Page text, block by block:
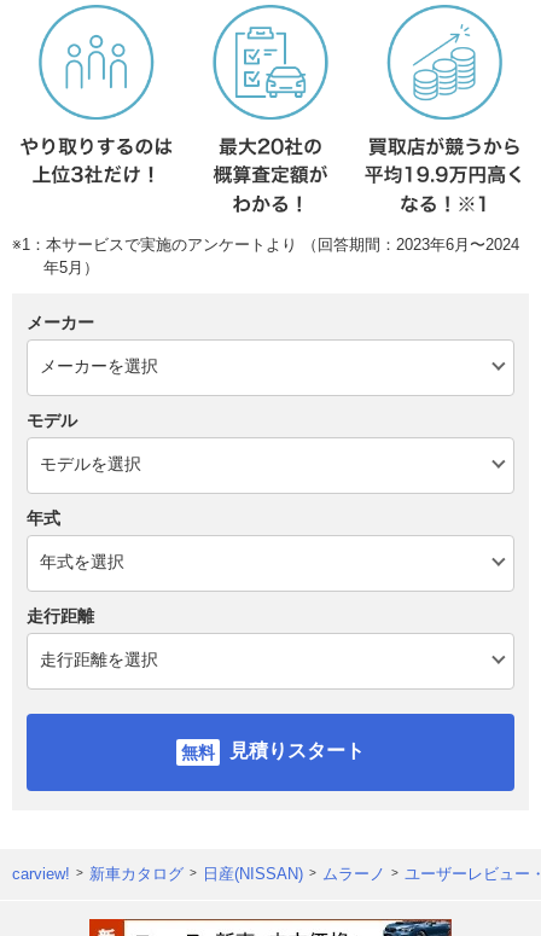
※1：本サービスで実施のアンケートより （回答期間：2023年6月〜2024
年5月）
メーカー
モデル
年式
走行距離
見積りスタート
carview! 新車カタログ 日産(NISSAN) ムラーノ ユーザーレビュー